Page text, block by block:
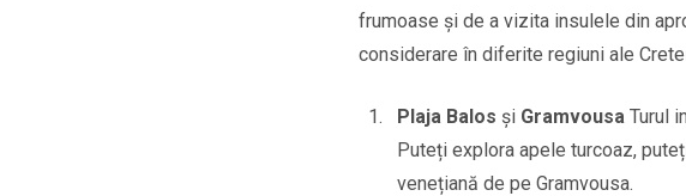
frumoase și de a vizita insulele din
considerare în diferite regiuni ale
Plaja Balos și Gramvousa Turul
Puteți explora apele turcoaz,
venețiană de pe Gramvousa.